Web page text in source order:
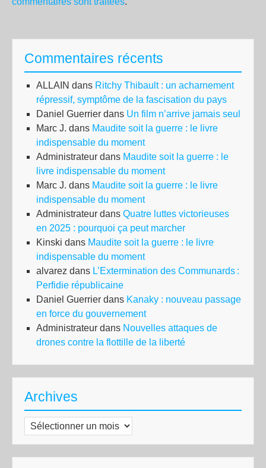
Commentaires récents
ALLAIN dans Ritchy Thibault : un acharnement
répressif, symptôme de la fascisation du pays
Daniel Guerrier dans Un film n’arrive jamais seul
Marc J. dans Maudite soit la guerre : le livre
indispensable du moment
Administrateur dans Maudite soit la guerre : le
livre indispensable du moment
Marc J. dans Maudite soit la guerre : le livre
indispensable du moment
Administrateur dans Quatre luttes victorieuses
en 2025 : pourquoi ça peut marcher
Kinski dans Maudite soit la guerre : le livre
indispensable du moment
alvarez dans L’Extermination des Communards :
Perfidie républicaine
Daniel Guerrier dans Kanaky : nouveau passage
en force du gouvernement
Administrateur dans Nouvelles attaques de
drones contre la flottille de la liberté
Archives
Archives